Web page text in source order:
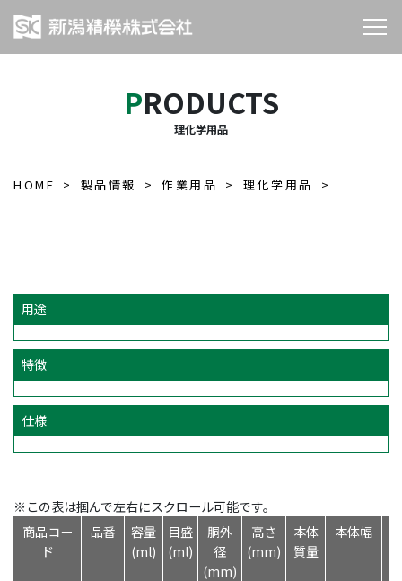
PRODUCTS
理化学用品
HOME 製品情報 作業用品 理化学用品
用途
特徴
仕様
※この表は掴んで左右にスクロール可能です。
商品コー
ド
品番
容量
(ml)
目盛
(ml)
胴外
径
(mm)
高さ
(mm)
本体
質量
本体幅